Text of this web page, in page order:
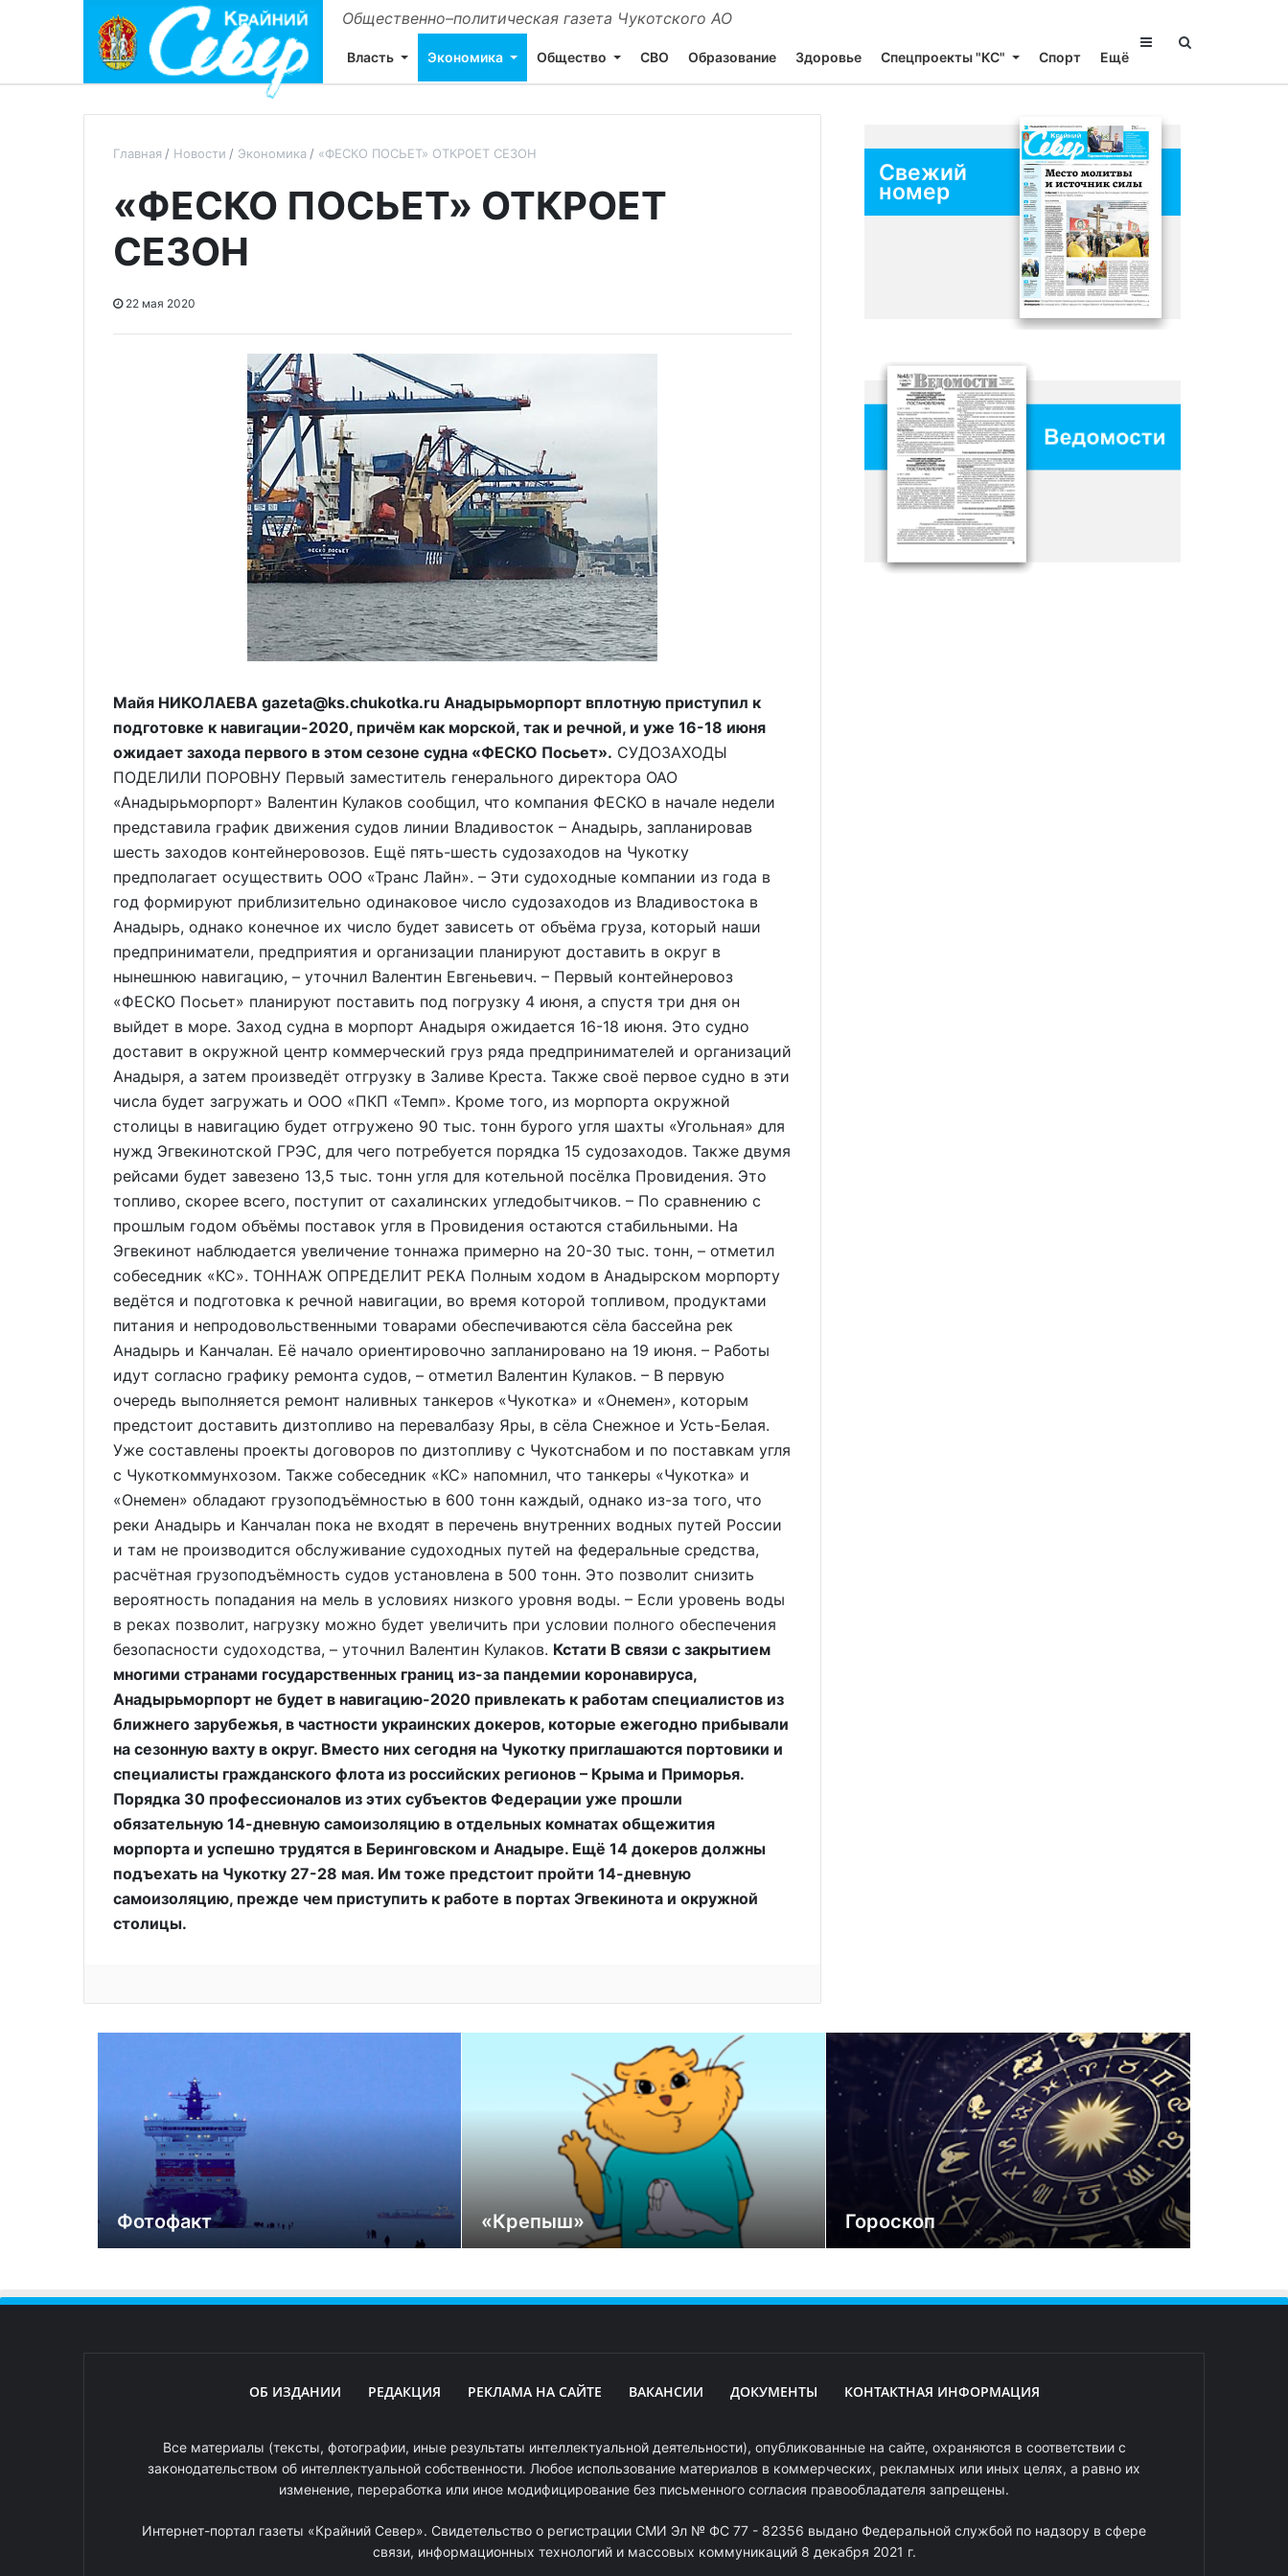
Общественно–политическая газета Чукотского АО
Власть Экономика Общество СВО Образование Здоровье Спецпроекты "КС" Спорт Ещё
Главная Новости Экономика «ФЕСКО ПОСЬЕТ» ОТКРОЕТ СЕЗОН
«ФЕСКО ПОСЬЕТ» ОТКРОЕТ
СЕЗОН
22 мая 2020
Майя НИКОЛАЕВА gazeta@ks.chukotka.ru Анадырьморпорт вплотную приступил к
подготовке к навигации-2020, причём как морской, так и речной, и уже 16-18 июня
ожидает захода первого в этом сезоне судна «ФЕСКО Посьет». СУДОЗАХОДЫ
ПОДЕЛИЛИ ПОРОВНУ Первый заместитель генерального директора ОАО
«Анадырьморпорт» Валентин Кулаков сообщил, что компания ФЕСКО в начале недели
представила график движения судов линии Владивосток – Анадырь, запланировав
шесть заходов контейнеровозов. Ещё пять-шесть судозаходов на Чукотку
предполагает осуществить ООО «Транс Лайн». – Эти судоходные компании из года в
год формируют приблизительно одинаковое число судозаходов из Владивостока в
Анадырь, однако конечное их число будет зависеть от объёма груза, который наши
предприниматели, предприятия и организации планируют доставить в округ в
нынешнюю навигацию, – уточнил Валентин Евгеньевич. – Первый контейнеровоз
«ФЕСКО Посьет» планируют поставить под погрузку 4 июня, а спустя три дня он
выйдет в море. Заход судна в морпорт Анадыря ожидается 16-18 июня. Это судно
доставит в окружной центр коммерческий груз ряда предпринимателей и организаций
Анадыря, а затем произведёт отгрузку в Заливе Креста. Также своё первое судно в эти
числа будет загружать и ООО «ПКП «Темп». Кроме того, из морпорта окружной
столицы в навигацию будет отгружено 90 тыс. тонн бурого угля шахты «Угольная» для
нужд Эгвекинотской ГРЭС, для чего потребуется порядка 15 судозаходов. Также двумя
рейсами будет завезено 13,5 тыс. тонн угля для котельной посёлка Провидения. Это
топливо, скорее всего, поступит от сахалинских угледобытчиков. – По сравнению с
прошлым годом объёмы поставок угля в Провидения остаются стабильными. На
Эгвекинот наблюдается увеличение тоннажа примерно на 20-30 тыс. тонн, – отметил
собеседник «КС». ТОННАЖ ОПРЕДЕЛИТ РЕКА Полным ходом в Анадырском морпорту
ведётся и подготовка к речной навигации, во время которой топливом, продуктами
питания и непродовольственными товарами обеспечиваются сёла бассейна рек
Анадырь и Канчалан. Её начало ориентировочно запланировано на 19 июня. – Работы
идут согласно графику ремонта судов, – отметил Валентин Кулаков. – В первую
очередь выполняется ремонт наливных танкеров «Чукотка» и «Онемен», которым
предстоит доставить дизтопливо на перевалбазу Яры, в сёла Снежное и Усть-Белая.
Уже составлены проекты договоров по дизтопливу с Чукотснабом и по поставкам угля
с Чукоткоммунхозом. Также собеседник «КС» напомнил, что танкеры «Чукотка» и
«Онемен» обладают грузоподъёмностью в 600 тонн каждый, однако из-за того, что
реки Анадырь и Канчалан пока не входят в перечень внутренних водных путей России
и там не производится обслуживание судоходных путей на федеральные средства,
расчётная грузоподъёмность судов установлена в 500 тонн. Это позволит снизить
вероятность попадания на мель в условиях низкого уровня воды. – Если уровень воды
в реках позволит, нагрузку можно будет увеличить при условии полного обеспечения
безопасности судоходства, – уточнил Валентин Кулаков. Кстати В связи с закрытием
многими странами государственных границ из-за пандемии коронавируса,
Анадырьморпорт не будет в навигацию-2020 привлекать к работам специалистов из
ближнего зарубежья, в частности украинских докеров, которые ежегодно прибывали
на сезонную вахту в округ. Вместо них сегодня на Чукотку приглашаются портовики и
специалисты гражданского флота из российских регионов – Крыма и Приморья.
Порядка 30 профессионалов из этих субъектов Федерации уже прошли
обязательную 14-дневную самоизоляцию в отдельных комнатах общежития
морпорта и успешно трудятся в Беринговском и Анадыре. Ещё 14 докеров должны
подъехать на Чукотку 27-28 мая. Им тоже предстоит пройти 14-дневную
самоизоляцию, прежде чем приступить к работе в портах Эгвекинота и окружной
столицы.
Свежий
номер
Фотофакт «Крепыш» Гороскоп
ОБ ИЗДАНИИ РЕДАКЦИЯ РЕКЛАМА НА САЙТЕ ВАКАНСИИ ДОКУМЕНТЫ КОНТАКТНАЯ ИНФОРМАЦИЯ
Все материалы (тексты, фотографии, иные результаты интеллектуальной деятельности), опубликованные на сайте, охраняются в соответствии с
законодательством об интеллектуальной собственности. Любое использование материалов в коммерческих, рекламных или иных целях, а равно их
изменение, переработка или иное модифицирование без письменного согласия правообладателя запрещены.
Интернет-портал газеты «Крайний Север». Свидетельство о регистрации СМИ Эл № ФС 77 - 82356 выдано Федеральной службой по надзору в сфере
связи, информационных технологий и массовых коммуникаций 8 декабря 2021 г.